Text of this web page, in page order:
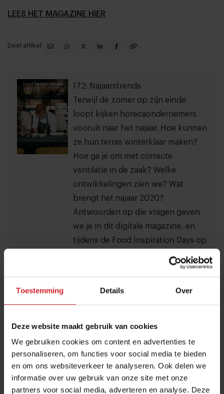
Toestemming Details Over
Deze website maakt gebruik van cookies
We gebruiken cookies om content en advertenties te
personaliseren, om functies voor social media te bieden
en om ons websiteverkeer te analyseren. Ook delen we
informatie over uw gebruik van onze site met onze
partners voor social media, adverteren en analyse. Deze
LEES HET MAGAZINE HIER
Deel artikel
172: Najaarstrends
Terwijl de zomer op zijn einde
loopt kijken horecaondernemers
vooruit naar het najaar. Hoe kunnen
ze hun terras winterklaar maken?
Hoe ga je om met correcte
ventilatie in de zaak? Welke
ontwikkelingen zien we? Wat
brengt het najaar 2020?
Antwoorden op die vragen geven
we je in dit digitale magazine, en
tijdens de Food Inspiration Days op
19 en 20 oktober! Ben jij er ook
Ja, ik wil graag drie keer per week de nieuwsbrief
ontvangen met de laatste trends, culinaire inspiratie en
interviews van Food Inspiration per e-mail.Klik hier